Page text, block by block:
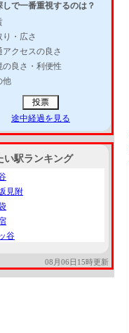
しで一番重視するのは？
り・広さ
アクセスの良さ
の良さ・利便性
他
途中経過を見る
い駅ランキング
見附
谷
08月06日15時更新